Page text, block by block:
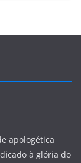
apologética
à glória do